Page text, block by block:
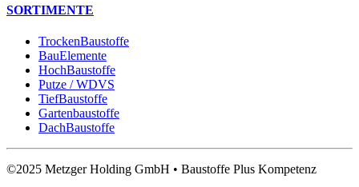
SORTIMENTE
TrockenBaustoffe
BauElemente
HochBaustoffe
Putze / WDVS
TiefBaustoffe
Gartenbaustoffe
DachBaustoffe
©2025 Metzger Holding GmbH • Baustoffe Plus Kompetenz